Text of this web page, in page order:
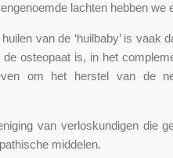
lachten hebben we
van de ‘huilbaby’ is
de osteopaat is, in het
om het herstel van de
van verloskundigen die
middelen.